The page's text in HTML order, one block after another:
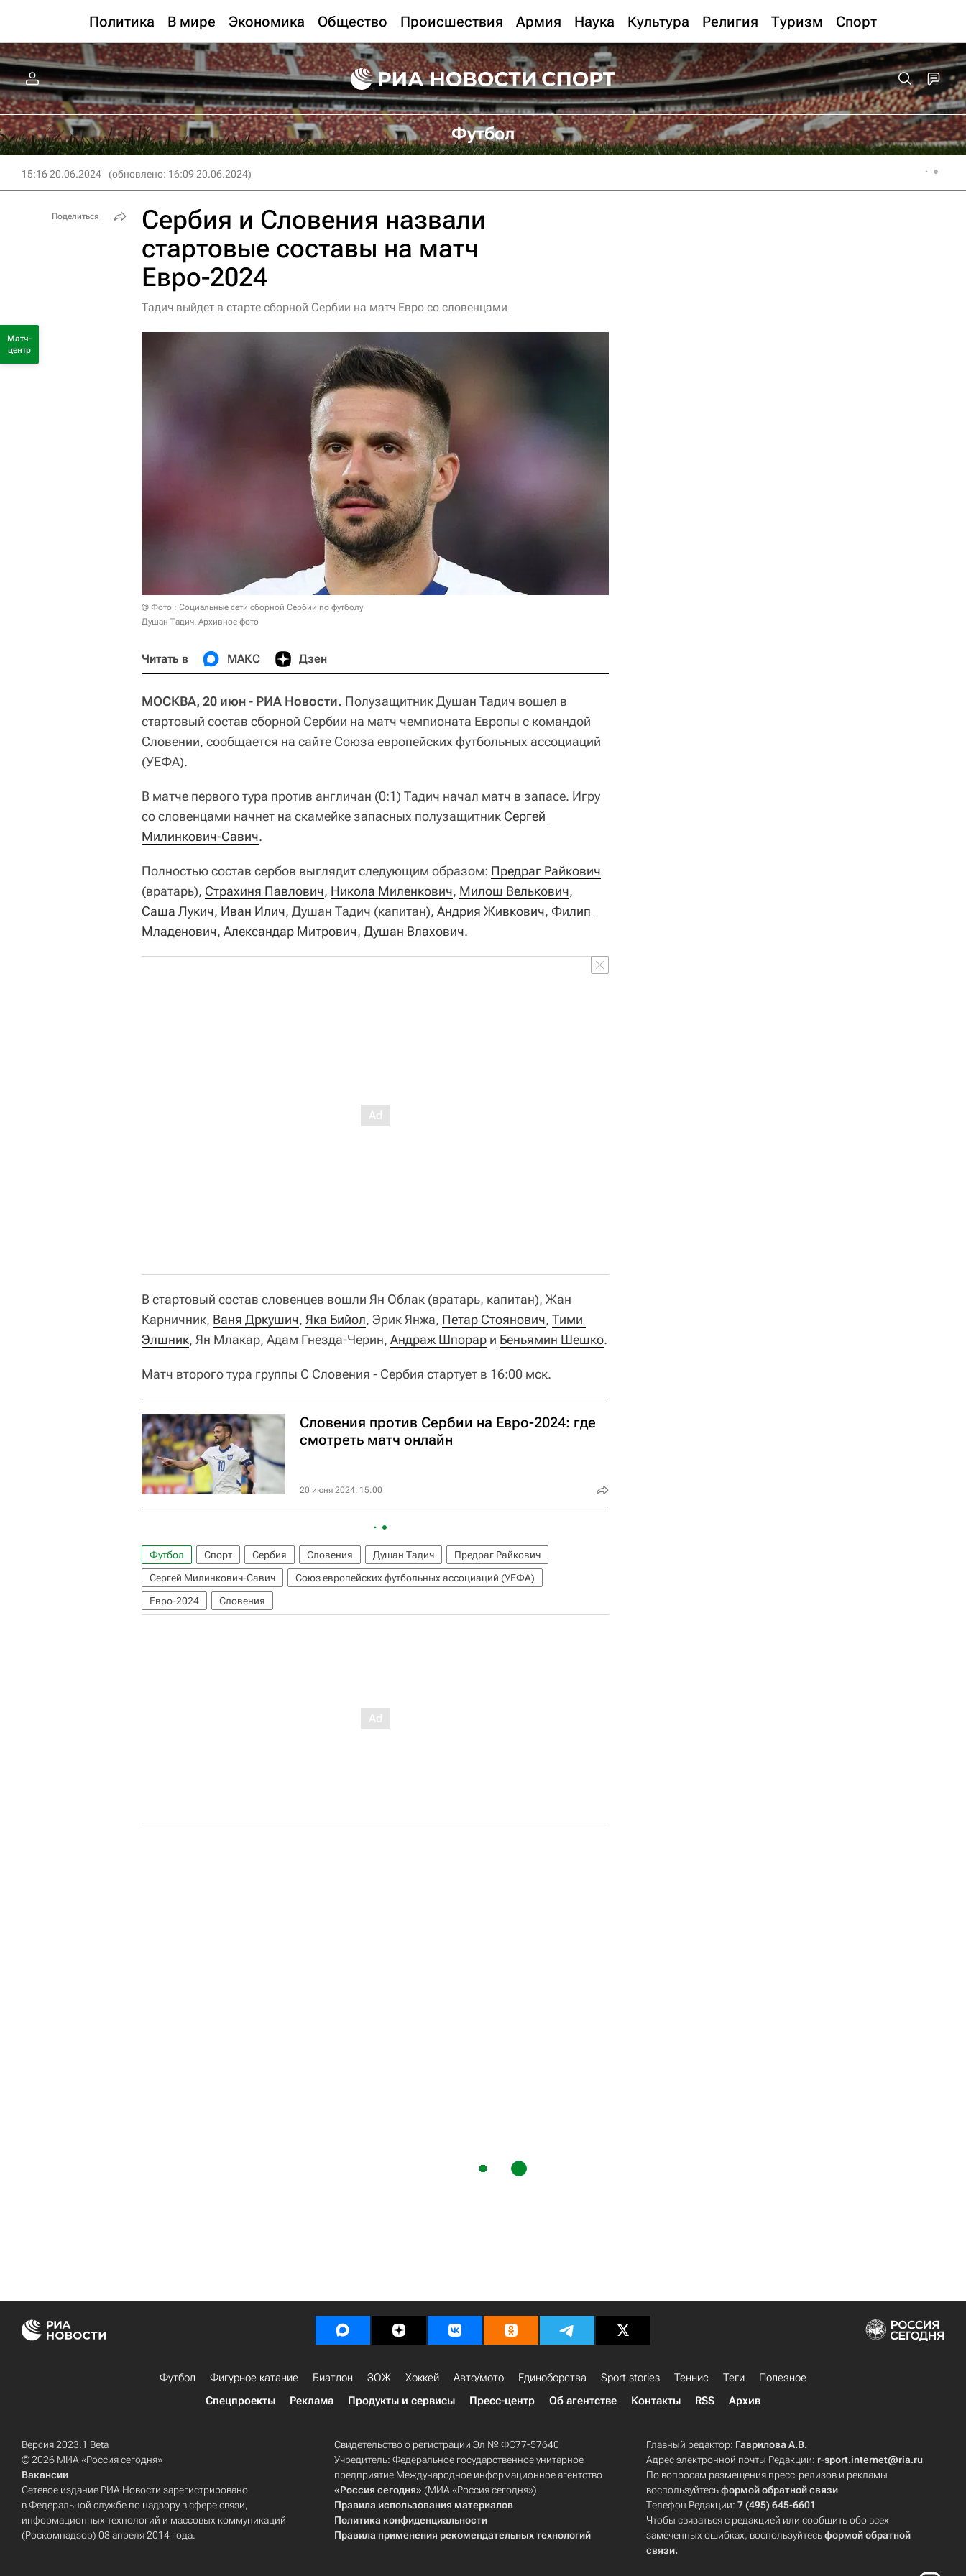
Политика В мире Экономика Общество Происшествия Армия Наука Культура Религия Туризм Спорт
Футбол
15:16 20.06.2024 (обновлено: 16:09 20.06.2024)
Сербия и Словения назвали
стартовые составы на матч
Евро-2024
Тадич выйдет в старте сборной Сербии на матч Евро со словенцами
© Фото : Социальные сети сборной Сербии по футболу
Душан Тадич. Архивное фото
Читать в МАКС Дзен
МОСКВА, 20 июн - РИА Новости. Полузащитник Душан Тадич вошел в
стартовый состав сборной Сербии на матч чемпионата Европы с командой
Словении, сообщается на сайте Союза европейских футбольных ассоциаций
(УЕФА).
В матче первого тура против англичан (0:1) Тадич начал матч в запасе. Игру
со словенцами начнет на скамейке запасных полузащитник Сергей
Милинкович-Савич.
Полностью состав сербов выглядит следующим образом: Предраг Райкович
(вратарь), Страхиня Павлович, Никола Миленкович, Милош Велькович,
Саша Лукич, Иван Илич, Душан Тадич (капитан), Андрия Живкович, Филип
Младенович, Александар Митрович, Душан Влахович.
В стартовый состав словенцев вошли Ян Облак (вратарь, капитан), Жан
Карничник, Ваня Дркушич, Яка Бийол, Эрик Янжа, Петар Стоянович, Тими
Элшник, Ян Млакар, Адам Гнезда-Черин, Андраж Шпорар и Беньямин Шешко.
Матч второго тура группы С Словения - Сербия стартует в 16:00 мск.
Словения против Сербии на Евро-2024: где
смотреть матч онлайн
20 июня 2024, 15:00
Футбол Спорт Сербия Словения Душан Тадич
Предраг Райкович
Сергей Милинкович-Савич
Союз европейских футбольных ассоциаций (УЕФА)
Евро-2024
Словения
Поделиться
Матч-
центр
Футбол Фигурное катание Биатлон ЗОЖ Хоккей Авто/мото Единоборства Sport stories Теннис Теги
Полезное
Спецпроекты
Реклама Продукты и сервисы Пресс-центр Об агентстве Контакты RSS Архив
Версия 2023.1 Beta
© 2026 МИА «Россия сегодня»
Вакансии
Сетевое издание РИА Новости зарегистрировано
в Федеральной службе по надзору в сфере связи,
информационных технологий и массовых коммуникаций
(Роскомнадзор) 08 апреля 2014 года.
Свидетельство о регистрации Эл № ФС77-57640
Учредитель: Федеральное государственное унитарное
предприятие Международное информационное агентство
«Россия сегодня» (МИА «Россия сегодня»).
Правила использования материалов
Политика конфиденциальности
Правила применения рекомендательных технологий
Главный редактор: Гаврилова А.В.
Адрес электронной почты Редакции: r-sport.internet@ria.ru
По вопросам размещения пресс-релизов и рекламы
воспользуйтесьформой обратной связи
Телефон Редакции:7 (495) 645-6601
Чтобы связаться с редакцией или сообщить обо всех
замеченных ошибках, воспользуйтесьформой обратной
связи.